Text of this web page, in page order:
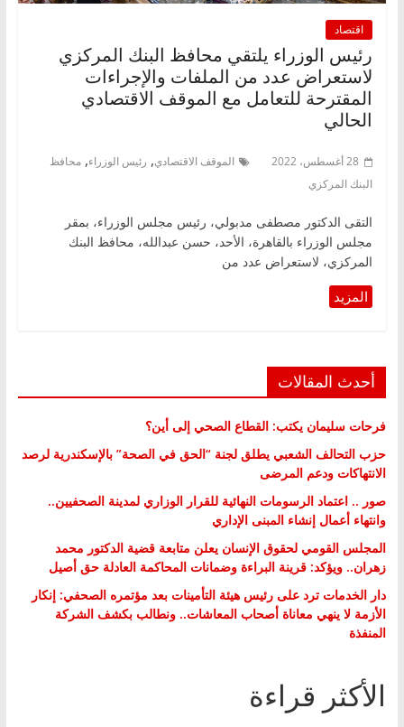
اقتصاد
رئيس الوزراء يلتقي محافظ البنك المركزي
لاستعراض عدد من الملفات والإجراءات
المقترحة للتعامل مع الموقف الاقتصادي
الحالي
28 أغسطس، 2022 الموقف الاقتصادي, رئيس الوزراء, محافظ
البنك المركزي
التقى الدكتور مصطفى مدبولي، رئيس مجلس الوزراء، بمقر
مجلس الوزراء بالقاهرة، الأحد، حسن عبدالله، محافظ البنك
المركزي، لاستعراض عدد من
أحدث المقالات
فرحات سليمان يكتب: القطاع الصحي إلى أين؟
حزب التحالف الشعبي يطلق لجنة “الحق في الصحة” بالإسكندرية لرصد
الانتهاكات ودعم المرضى
صور .. اعتماد الرسومات النهائية للقرار الوزاري لمدينة الصحفيين..
وانتهاء أعمال إنشاء المبنى الإداري
المجلس القومي لحقوق الإنسان يعلن متابعة قضية الدكتور محمد
زهران.. ويؤكد: قرينة البراءة وضمانات المحاكمة العادلة حق أصيل
دار الخدمات ترد على رئيس هيئة التأمينات بعد مؤتمره الصحفي: إنكار
الأزمة لا ينهي معاناة أصحاب المعاشات.. ونطالب بكشف الشركة
المنفذة
الأكثر قراءة